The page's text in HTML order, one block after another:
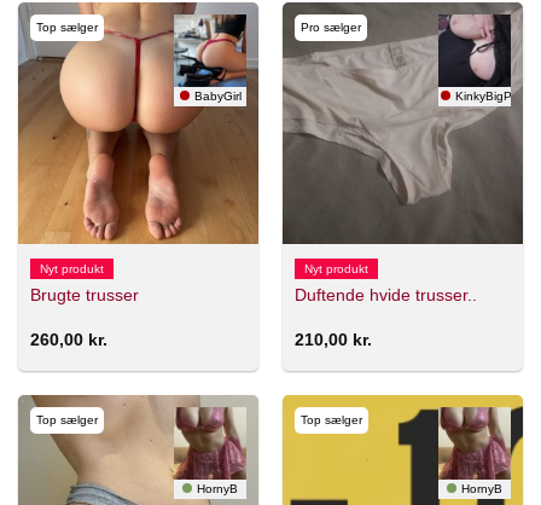
Top sælger
BabyGirl
Nyt produkt
Brugte trusser
260,00 kr.
Pro sælger
Nyt produkt
Duftende hvide trusser..
210,00 kr.
Top sælger
HornyB
Top sælger
HornyB